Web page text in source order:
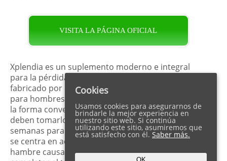
VISITA LA PÁGINA OFICIAL
Xplendia es un suplemento moderno e integral
para la pérdida de peso. Este complejo es
fabricado por la compañía ADOS y está diseñado
para hombres y mujeres. También se produce en
la forma conveniente de píldoras. Los clientes
deben tomarlos diariamente durante unas pocas
semanas para lograr resultados visibles. Xplendia
se centra en acelerar el metabolismo y reducir el
hambre causada por el estrés. Después de
Cookies
Usamos cookies para asegurarnos de
brindarle la mejor experiencia en
nuestro sitio web. Si continúa
utilizando este sitio, asumiremos que
está satisfecho con él. Saber más.